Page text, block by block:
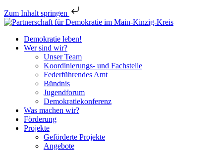
Zum Inhalt springen
Demokratie leben!
Wer sind wir?
Unser Team
Koordinierungs- und Fachstelle
Federführendes Amt
Bündnis
Jugendforum
Demokratiekonferenz
Was machen wir?
Förderung
Projekte
Geförderte Projekte
Angebote